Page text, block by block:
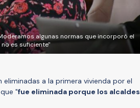
algunas normas que incorporó el
es suficiente"
a la primera vivienda por el
"fue eliminada porque los alcaldes